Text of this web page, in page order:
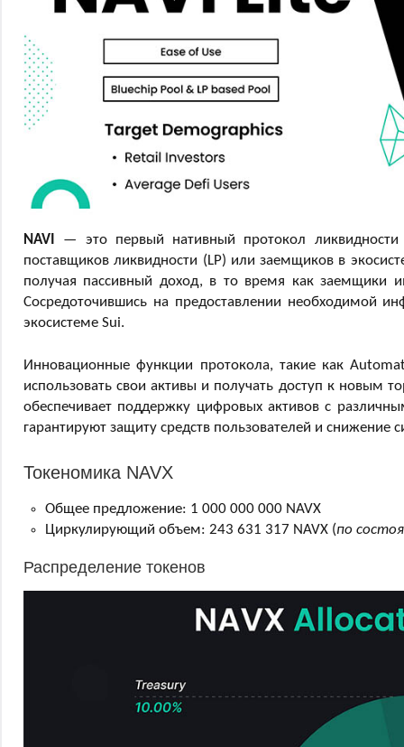
NAVI
— это первый нативный протокол ликвидности
поставщиков ликвидности (LP) или заемщиков в
получая пассивный доход, в то время как заемщики
Сосредоточившись на предоставлении необходимой
экосистеме Sui.
Инновационные функции протокола, такие как
использовать свои активы и получать доступ к
обеспечивает поддержку цифровых активов с
гарантируют защиту средств пользователей и снижение
Токеномика NAVX
Общее предложение: 1 000 000 000 NAVX
Циркулирующий объем: 243 631 317 NAVX (по
Распределение токенов